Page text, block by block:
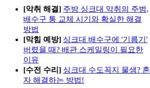
[악취 해결] 주방 싱크대 악취의 주범,
배수구 통 교체 시기와 확실한 해결
방법
[막힘 예방] 싱크대 배수구에 '기름기'
버렸을 때? 배관 스케일링이 필요한
이유
[수전 수리] 싱크대 수도꼭지 물샘? 혼
자 해결하는 방법!